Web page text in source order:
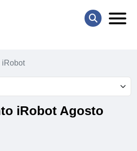
iRobot
iRobot Agosto